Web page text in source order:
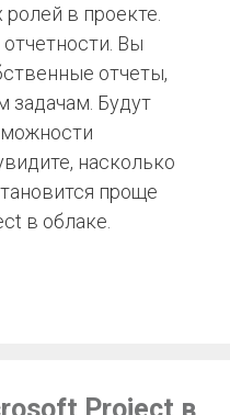
в проекте.
Вы
отчеты,
Будут
насколько
проще
в облаке.
Project в